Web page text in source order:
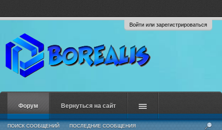
Войти или зарегистрироваться
Форум
ПОИСК СООБЩЕНИЙ ПОСЛЕДНИЕ СООБЩЕНИЯ
Вернуться на сайт